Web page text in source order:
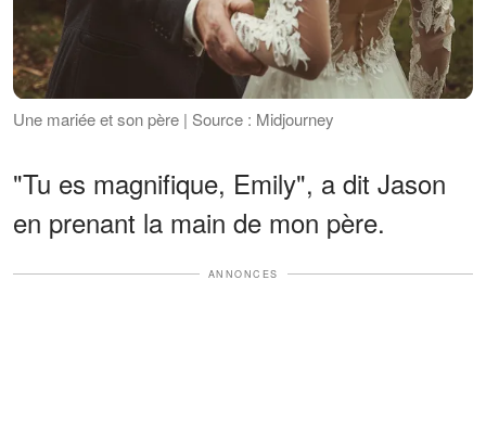
Une mariée et son père | Source : Midjourney
"Tu es magnifique, Emily", a dit Jason
en prenant la main de mon père.
ANNONCES